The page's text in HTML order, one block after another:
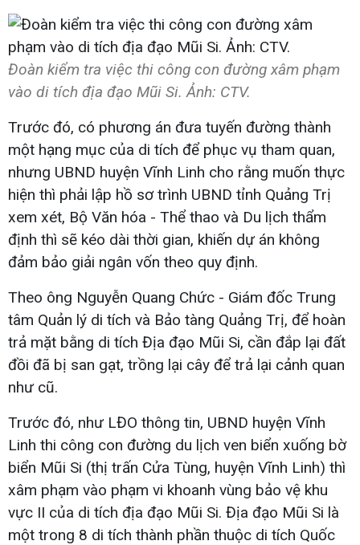
Đoàn kiểm tra việc thi công con đường xâm phạm
vào di tích địa đạo Mũi Si. Ảnh: CTV.
Trước đó, có phương án đưa tuyến đường thành
một hạng mục của di tích để phục vụ tham quan,
nhưng UBND huyện Vĩnh Linh cho rằng muốn thực
hiện thì phải lập hồ sơ trình UBND tỉnh Quảng Trị
xem xét, Bộ Văn hóa - Thể thao và Du lịch thẩm
định thì sẽ kéo dài thời gian, khiến dự án không
đảm bảo giải ngân vốn theo quy định.
Theo ông Nguyễn Quang Chức - Giám đốc Trung
tâm Quản lý di tích và Bảo tàng Quảng Trị, để hoàn
trả mặt bằng di tích Địa đạo Mũi Si, cần đắp lại đất
đồi đã bị san gạt, trồng lại cây để trả lại cảnh quan
như cũ.
Trước đó, như LĐO thông tin, UBND huyện Vĩnh
Linh thi công con đường du lịch ven biển xuống bờ
biển Mũi Si (thị trấn Cửa Tùng, huyện Vĩnh Linh) thì
xâm phạm vào phạm vi khoanh vùng bảo vệ khu
vực II của di tích địa đạo Mũi Si. Địa đạo Mũi Si là
một trong 8 di tích thành phần thuộc di tích Quốc